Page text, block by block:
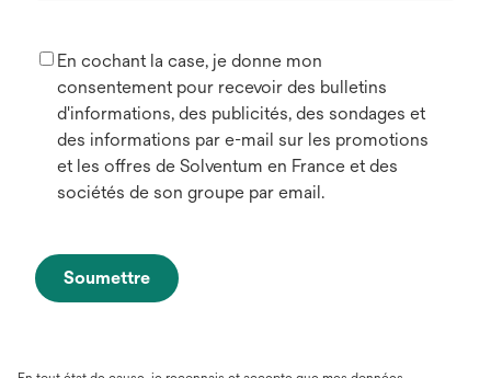
En cochant la case, je donne mon
consentement pour recevoir des bulletins
d'informations, des publicités, des sondages et
des informations par e-mail sur les promotions
et les offres de Solventum en France et des
sociétés de son groupe par email.
Soumettre